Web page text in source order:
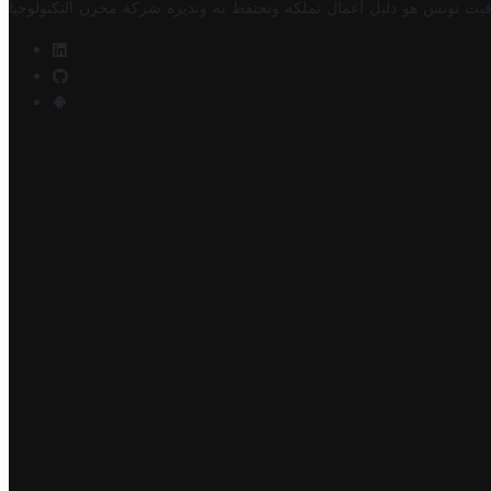
تونس هو دليل أعمال تملكه وتحتفظ به وتديره شركة مخزن التكنولوجيا